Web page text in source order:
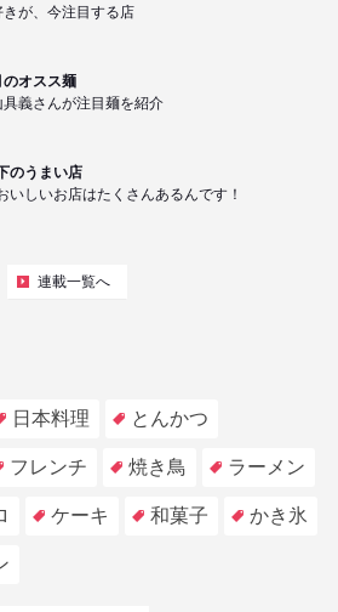
が、今注目する店
オスス麺
義さんが注目麺を紹介
のうまい店
いしいお店はたくさんあるんです！
連載一覧へ
日本料理 とんかつ
フレンチ 焼き鳥 ラーメン
ケーキ 和菓子 かき氷